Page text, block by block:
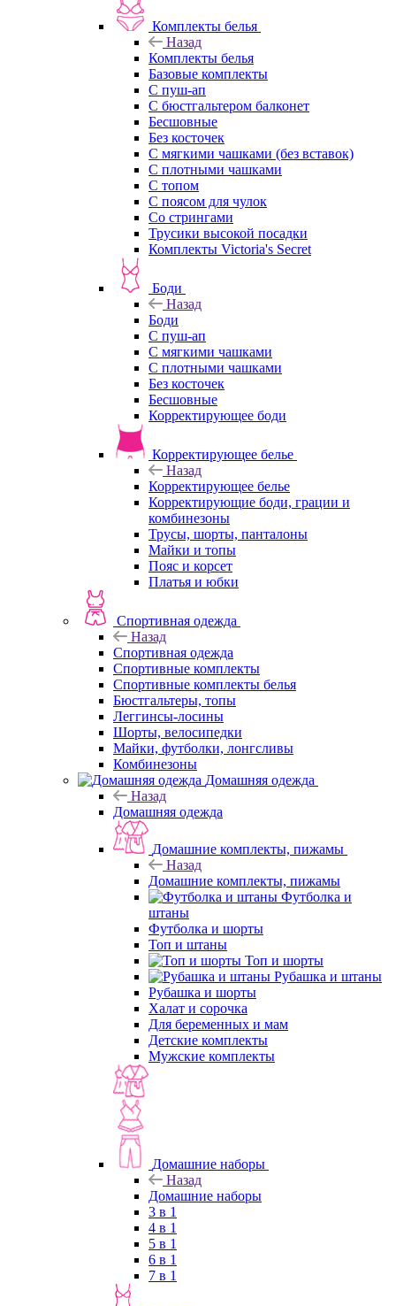
Комплекты белья
Назад
Комплекты белья
Базовые комплекты
С пуш-ап
С бюстгальтером балконет
Бесшовные
Без косточек
С мягкими чашками (без вставок)
С плотными чашками
С топом
С поясом для чулок
Со стрингами
Трусики высокой посадки
Комплекты Victoria's Secret
Боди
Назад
Боди
С пуш-ап
С мягкими чашками
С плотными чашками
Без косточек
Бесшовные
Корректирующее боди
Корректирующее белье
Назад
Корректирующее белье
Корректирующие боди, грации и
комбинезоны
Трусы, шорты, панталоны
Майки и топы
Пояс и корсет
Платья и юбки
Спортивная одежда
Назад
Спортивная одежда
Спортивные комплекты
Спортивные комплекты белья
Бюстгальтеры, топы
Леггинсы-лосины
Шорты, велосипедки
Майки, футболки, лонгсливы
Комбинезоны
Домашняя одежда
Назад
Домашняя одежда
Домашние комплекты, пижамы
Назад
Домашние комплекты, пижамы
Футболка и
штаны
Футболка и шорты
Топ и штаны
Топ и шорты
Рубашка и штаны
Рубашка и шорты
Халат и сорочка
Для беременных и мам
Детские комплекты
Мужские комплекты
Домашние наборы
Назад
Домашние наборы
3 в 1
4 в 1
5 в 1
6 в 1
7 в 1